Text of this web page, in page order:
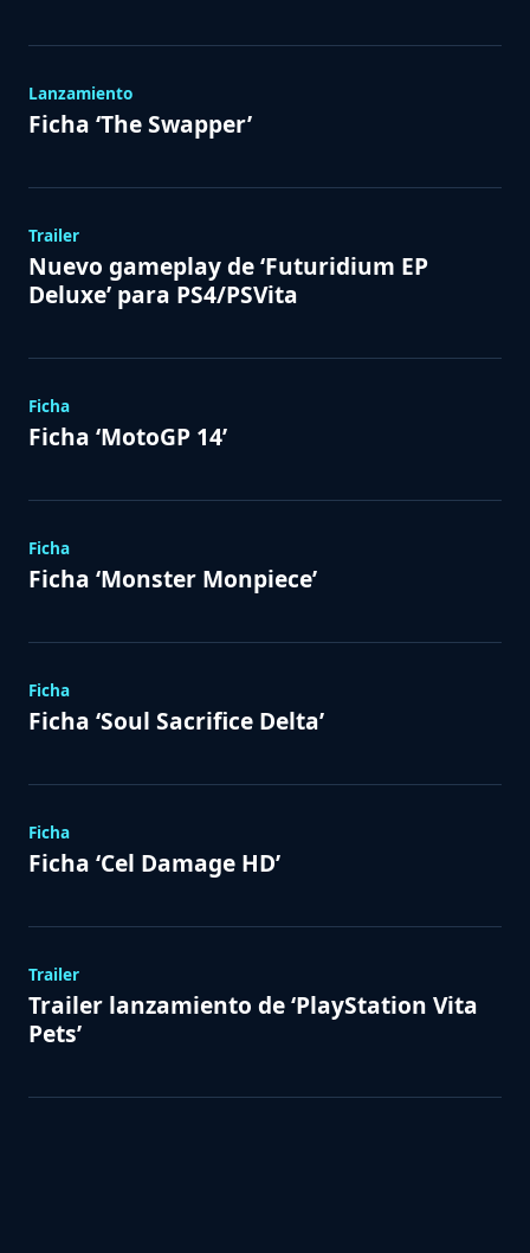
Lanzamiento
Ficha ‘The Swapper’
Trailer
Nuevo gameplay de ‘Futuridium EP
Deluxe’ para PS4/PSVita
Ficha
Ficha ‘MotoGP 14’
Ficha
Ficha ‘Monster Monpiece’
Ficha
Ficha ‘Soul Sacrifice Delta’
Ficha
Ficha ‘Cel Damage HD’
Trailer
Trailer lanzamiento de ‘PlayStation Vita
Pets’